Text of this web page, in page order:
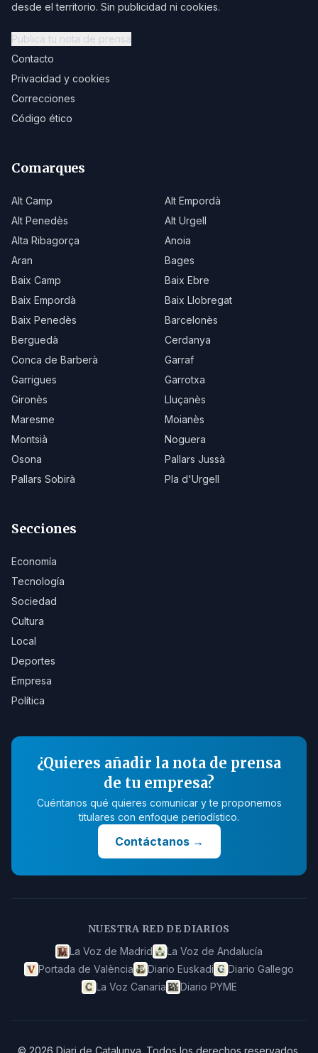
desde el territorio. Sin publicidad ni cookies.
Publica tu nota de prensa
Contacto
Privacidad y cookies
Correcciones
Código ético
Comarques
Alt Camp
Alt Empordà
Alt Penedès
Alt Urgell
Alta Ribagorça
Anoia
Aran
Bages
Baix Camp
Baix Ebre
Baix Empordà
Baix Llobregat
Baix Penedès
Barcelonès
Berguedà
Cerdanya
Conca de Barberà
Garraf
Garrigues
Garrotxa
Gironès
Lluçanès
Maresme
Moianès
Montsià
Noguera
Osona
Pallars Jussà
Pallars Sobirà
Pla d'Urgell
Secciones
Economía
Tecnología
Sociedad
Cultura
Local
Deportes
Empresa
Política
¿Quieres añadir la nota de prensa
de tu empresa?
Cuéntanos qué quieres comunicar y te proponemos
titulares con enfoque periodístico.
Contáctanos→
NUESTRA RED DE DIARIOS
La Voz de Madrid
La Voz de Andalucía
Portada de València
Diario Euskadi
Diario Gallego
La Voz Canaria
Diario PYME
© 2026 Diari de Catalunya Todos los derechos reservados.